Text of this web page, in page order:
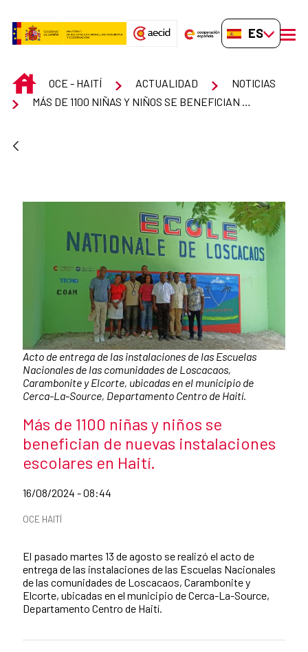
ES-ES
INICIOOCE - HAITÍ ACTUALIDAD
NOTICIAS
Pie de foto:
Acto de entrega de las instalaciones de las Escuelas
Nacionales de las comunidades de Loscacaos,
Carambonite y Elcorte, ubicadas en el municipio de
Cerca-La-Source, Departamento Centro de Haití.
Título de la noticia
Más de 1100 niñas y niños se
benefician de nuevas instalaciones
escolares en Haití.
Fecha de publicación de la noticia
16/08/2024 - 08:44
Categorías de la noticia
OCE HAITÍ
El pasado martes 13 de agosto se realizó el acto de
entrega de las instalaciones de las Escuelas Nacionales
de las comunidades de Loscacaos, Carambonite y
Elcorte, ubicadas en el municipio de Cerca-La-Source,
Departamento Centro de Haití.